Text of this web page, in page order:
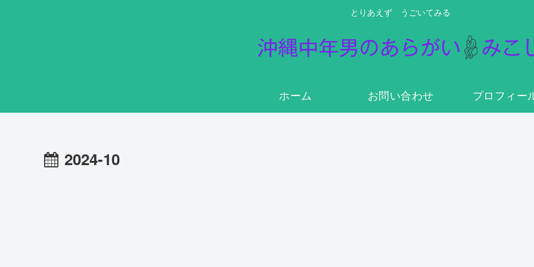
とりあえず うごいてみる
ホーム お問い合わせ プロフィー
2024-10